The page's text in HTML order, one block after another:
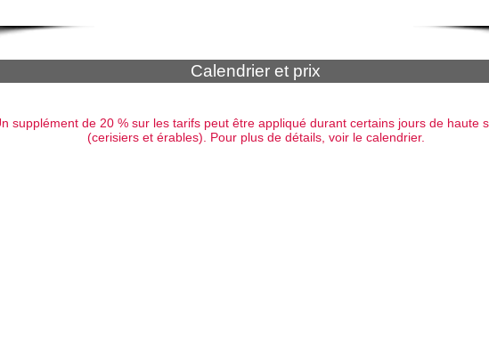
Calendrier et prix
supplément de 20 % sur les tarifs peut être appliqué durant certains jours de haute
(cerisiers et érables). Pour plus de détails, voir le calendrier.